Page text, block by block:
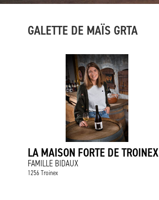
GALETTE DE MAÏS GRTA
LA MAISON FORTE DE TROINEX
FAMILLE BIDAUX
1256 Troinex